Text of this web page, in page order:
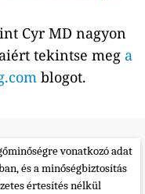
Cyr MD nagyon
tekintse meg a
blogot.
vonatkozó adat
és a minőségbiztosítás
értesítés nélkül